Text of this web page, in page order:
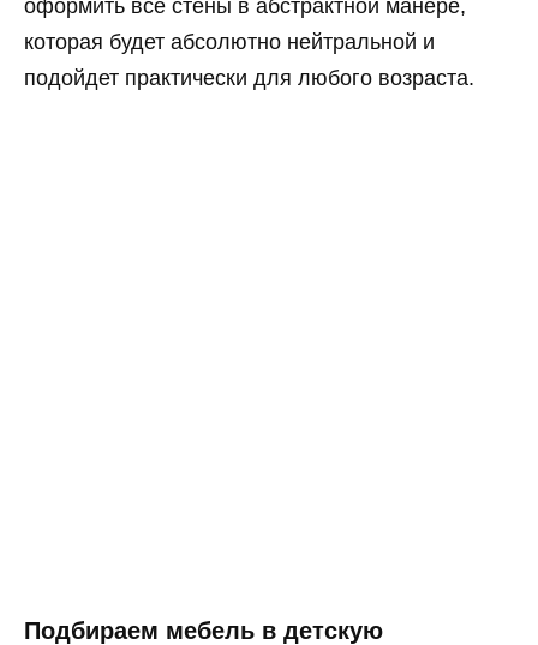
оформить все стены в абстрактной манере,
которая будет абсолютно нейтральной и
подойдет практически для любого возраста.
Подбираем мебель в детскую